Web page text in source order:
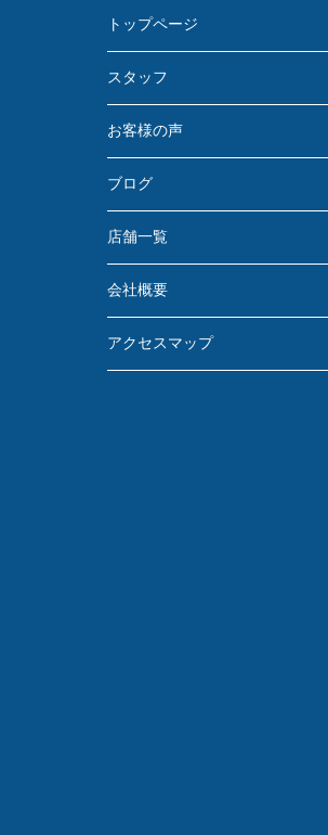
トップページ
スタッフ
お客様の声
ブログ
店舗一覧
会社概要
アクセスマップ